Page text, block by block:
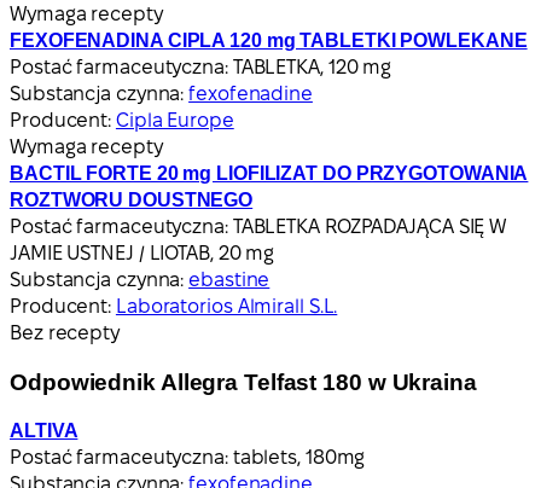
Wymaga recepty
FEXOFENADINA CIPLA 120 mg TABLETKI POWLEKANE
Postać farmaceutyczna: TABLETKA, 120 mg
Substancja czynna:fexofenadine
Producent: Cipla Europe
Wymaga recepty
BACTIL FORTE 20 mg LIOFILIZAT DO PRZYGOTOWANIA
ROZTWORU DOUSTNEGO
Postać farmaceutyczna: TABLETKA ROZPADAJĄCA SIĘ W
JAMIE USTNEJ / LIOTAB, 20 mg
Substancja czynna: ebastine
Producent: Laboratorios Almirall S.L.
Bez recepty
Odpowiednik Allegra Telfast 180 w Ukraina
ALTIVA
Postać farmaceutyczna: tablets, 180mg